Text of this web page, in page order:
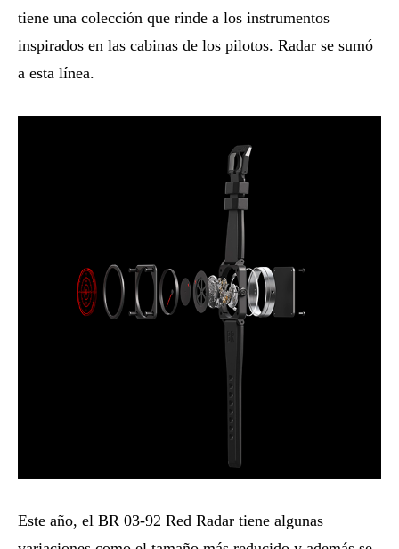
tiene una colección que rinde a los instrumentos
inspirados en las cabinas de los pilotos. Radar se sumó
a esta línea.
Este año, el BR 03-92 Red Radar tiene algunas